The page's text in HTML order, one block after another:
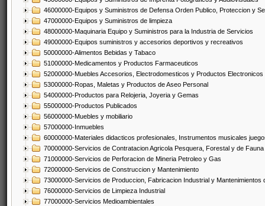
46000000-Equipos y Suministros de Defensa Orden Publico, Proteccion y
47000000-Equipos y Suministros de limpieza
48000000-Maquinaria Equipo y Suministros para la Industria de Servicios
49000000-Equipos suministros y accesorios deportivos y recreativos
50000000-Alimentos Bebidas y Tabaco
51000000-Medicamentos y Productos Farmaceuticos
52000000-Muebles Accesorios, Electrodomesticos y Productos Electronicos
53000000-Ropas, Maletas y Productos de Aseo Personal
54000000-Productos para Relojeria, Joyeria y Gemas
55000000-Productos Publicados
56000000-Muebles y mobiliario
57000000-Inmuebles
60000000-Materiales didacticos profesionales, Instrumentos musicales
70000000-Servicios de Contratacion Agricola Pesquera, Forestal y de Fauna
71000000-Servicios de Perforacion de Mineria Petroleo y Gas
72000000-Servicios de Construccion y Mantenimiento
73000000-Servicios de Produccion, Fabricacion Industrial y Mantenimientos
76000000-Servicios de Limpieza Industrial
77000000-Servicios Medioambientales